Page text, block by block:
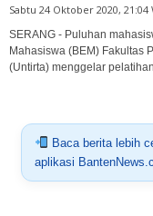
Sabtu 24 Oktober 2020, 21:04
SERANG - Puluhan
Mahasiswa (BEM) Fakultas
(Untirta) menggelar
Baca berita lebih
aplikasi